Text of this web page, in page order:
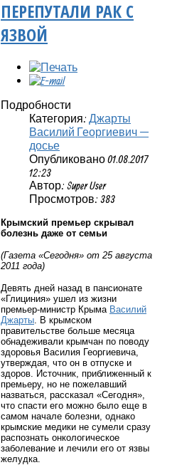
ПЕРЕПУТАЛИ РАК С
ЯЗВОЙ
Подробности
Категория: Джарты
Василий Георгиевич —
досье
Опубликовано 01.08.2017
12:23
Автор: Super User
Просмотров: 383
Крымский премьер скрывал
болезнь даже от семьи
(Газета «Сегодня» от 25 августа
2011 года)
Девять дней назад в пансионате
«Глициния» ушел из жизни
премьер-министр Крыма Василий
Джарты . В крымском
правительстве больше месяца
обнадеживали крымчан по поводу
здоровья Василия Георгиевича,
утверждая, что он в отпуске и
здоров. Источник, приближенный к
премьеру, но не пожелавший
назваться, рассказал «Сегодня»,
что спасти его можно было еще в
самом начале болезни, однако
крымские медики не сумели сразу
распознать онкологическое
заболевание и лечили его от язвы
желудка.